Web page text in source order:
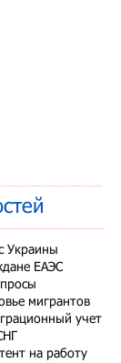
Украины
ЕАЭС
мигрантов
учет
на работу